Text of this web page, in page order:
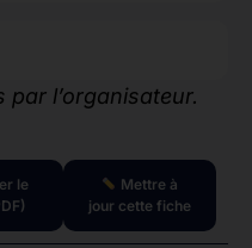
l’organisateur.
le
Mettre à
jour cette fiche